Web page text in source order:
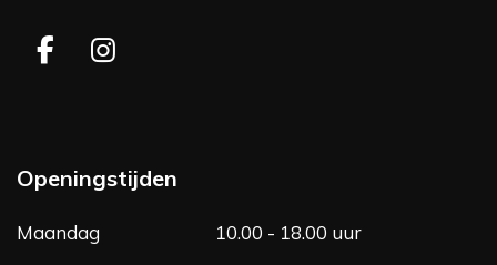
F
b
o
o
k
I
a
g
Openingstijden
Maandag
10.00 - 18.00 uur